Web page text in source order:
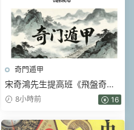
奇門遁甲
宋奇鴻先生提高班《飛盤奇
門》奇門二期【原版】.pdf 90
8小時前 16